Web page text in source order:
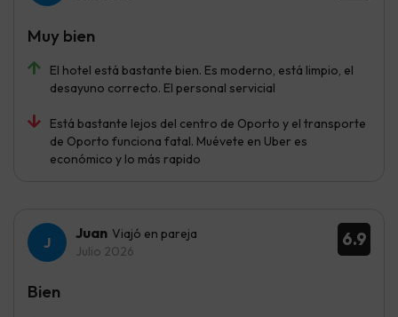
El hotel está bastante bien. Es moderno, está limpio, el
desayuno correcto. El personal servicial
Está bastante lejos del centro de Oporto y el transporte
de Oporto funciona fatal. Muévete en Uber es
económico y lo más rapido
Muy bien
6.9
Juan Viajó en pareja
Julio 2026
Bien